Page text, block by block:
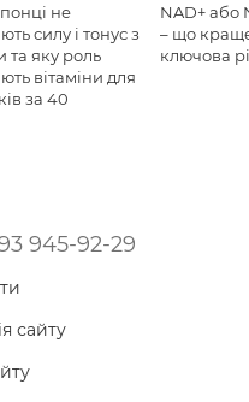
не
силу і тонус з
та яку роль
вітаміни для
за 40
NAD+ або
– що
ключова
945-92-29
сайту